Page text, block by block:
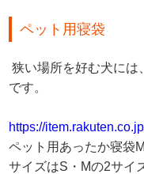
ペット用寝袋
狭い場所を好む犬には
です。
https://
ペット用あったか寝袋
サイズはS・Mの2サイ